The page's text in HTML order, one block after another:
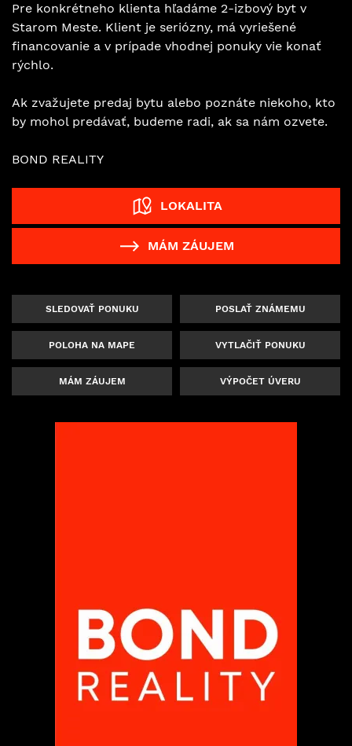
Pre konkrétneho klienta hľadáme 2-izbový byt v
Starom Meste. Klient je seriózny, má vyriešené
financovanie a v prípade vhodnej ponuky vie konať
rýchlo.
Ak zvažujete predaj bytu alebo poznáte niekoho, kto
by mohol predávať, budeme radi, ak sa nám ozvete.
BOND REALITY
LOKALITA
MÁM ZÁUJEM
SLEDOVAŤ PONUKU POSLAŤ ZNÁMEMU
POLOHA NA MAPE VYTLAČIŤ PONUKU
MÁM ZÁUJEM VÝPOČET ÚVERU